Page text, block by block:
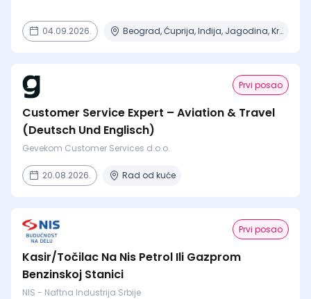
04.09.2026. Beograd, Ćuprija, Inđija, Jagodina, Kragujevac + 14 mesta
Prvi posao
Customer Service Expert – Aviation & Travel
(Deutsch Und Englisch)
Gevekom Customer Services d.o.o.
20.08.2026. Rad od kuće
Prvi posao
Kasir/Točilac Na Nis Petrol Ili Gazprom
Benzinskoj Stanici
NIS - Naftna Industrija Srbije